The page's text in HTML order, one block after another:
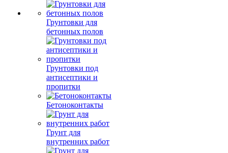
Грунтовки для
бетонных полов
Грунтовки под
антисептики и
пропитки
Бетоноконтакты
Грунт для
внутренних работ